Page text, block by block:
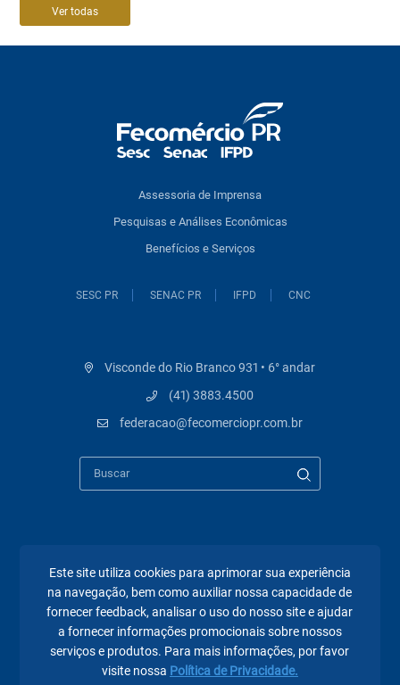
Ver todas
Assessoria de Imprensa
Pesquisas e Análises Econômicas
Benefícios e Serviços
SESC PR SENAC PR IFPD CNC
Visconde do Rio Branco 931 • 6° andar
(41) 3883.4500
federacao@fecomerciopr.com.br
A Fecomércio PR
Sindicatos
Institucional
Este site utiliza cookies para aprimorar sua experiência
na navegação, bem como auxiliar nossa capacidade de
fornecer feedback, analisar o uso do nosso site e ajudar
a fornecer informações promocionais sobre nossos
serviços e produtos. Para mais informações, por favor
visite nossa Política de Privacidade.